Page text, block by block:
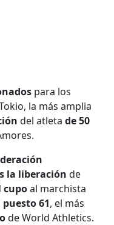
para los
la más amplia
del atletade 50
la liberación de
cupoal marchista
puesto 61, el más
de World Athletics.